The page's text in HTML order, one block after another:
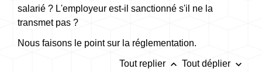
salarié ? L'employeur est-il sanctionné s'il ne la
transmet pas ?
Nous faisons le point sur la réglementation.
Tout replier keyboard_arrow_up Tout déplier keyboard_arrow_down